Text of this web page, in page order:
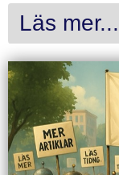
Läs mer...